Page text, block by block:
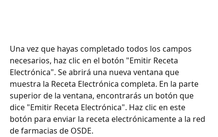
Una vez que hayas completado todos los campos
necesarios, haz clic en el botón "Emitir Receta
Electrónica". Se abrirá una nueva ventana que
muestra la Receta Electrónica completa. En la parte
superior de la ventana, encontrarás un botón que
dice "Emitir Receta Electrónica". Haz clic en este
botón para enviar la receta electrónicamente a la red
de farmacias de OSDE.